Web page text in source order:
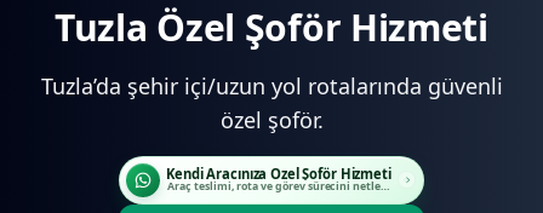
Tuzla Özel Şoför Hizmeti
Tuzla’da şehir içi/uzun yol rotalarında güvenli
özel şoför.
Kendi Aracınıza Özel Şoför Hizmeti
Araç teslimi, rota ve görev sürecini netleştirin.